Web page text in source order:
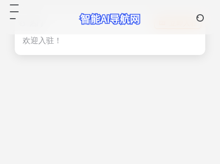
欢迎入驻！